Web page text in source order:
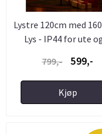
Lystre 120cm med
Lys - IP44 for ute
799,-
599,-
Kjøp